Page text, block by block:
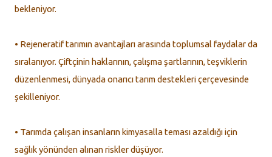
bekleniyor.
• Rejeneratif tarımın avantajları arasında toplumsal faydalar da
sıralanıyor. Çiftçinin haklarının, çalışma şartlarının, teşviklerin
düzenlenmesi, dünyada onarıcı tarım destekleri çerçevesinde
şekilleniyor.
• Tarımda çalışan insanların kimyasalla teması azaldığı için
sağlık yönünden alınan riskler düşüyor.